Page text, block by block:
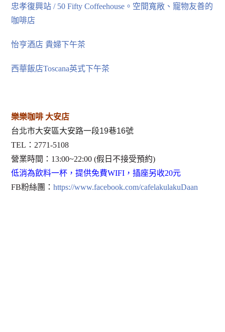
忠孝復興站 / 50 Fifty Coffeehouse。空間寬敞、寵物友善的
咖啡店
怡亨酒店 貴婦下午茶
西華飯店Toscana英式下午茶
樂樂咖啡 大安店
台北市大安區大安路一段19巷16號
TEL：2771-5108
營業時間：13:00~22:00 (假日不接受預約)
低消為飲料一杯，提供免費WIFI，插座另收20元
FB粉絲團：https://www.facebook.com/cafelakulakuDaan